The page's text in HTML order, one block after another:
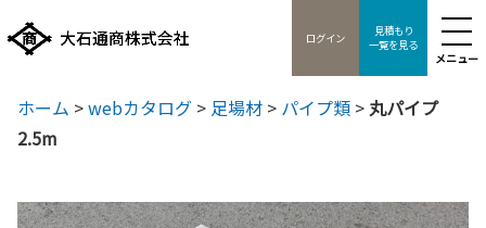
メニュー
ログイン
見積もり
一覧を見る
ホーム >webカタログ > 足場材 > パイプ類 >丸パイプ
2.5m